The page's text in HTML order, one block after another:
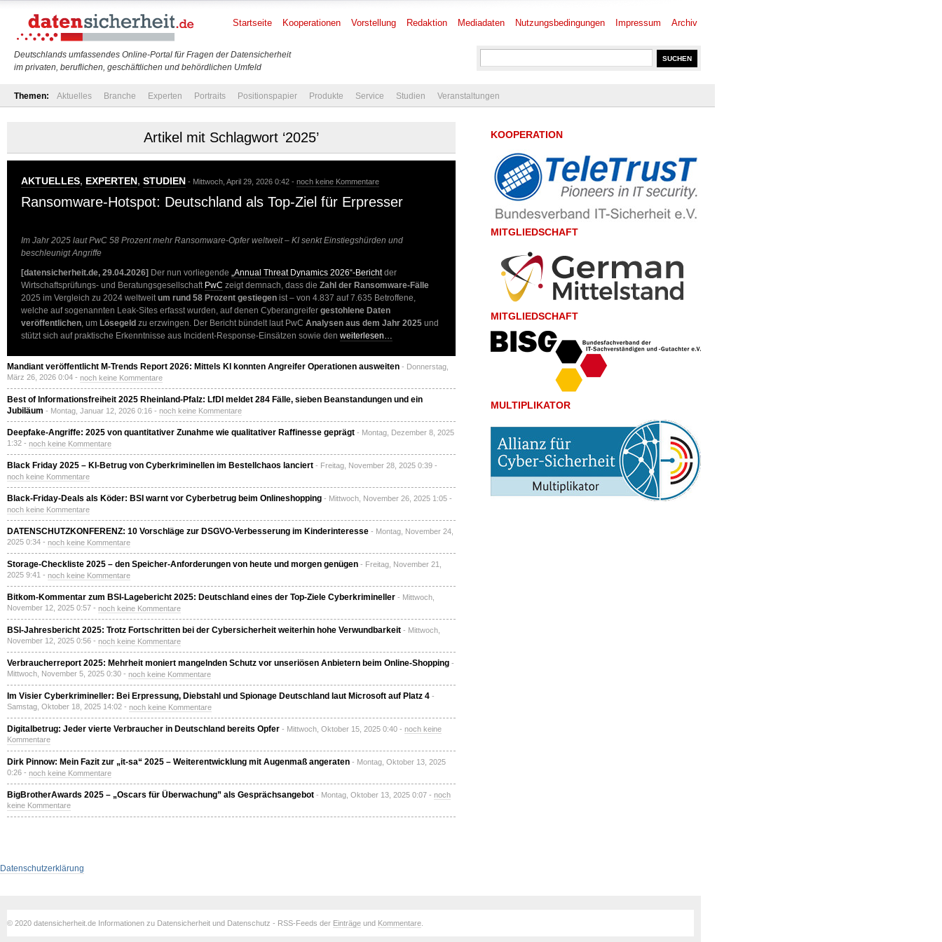
Deutschlands umfassendes Online-Portal für Fragen der Datensicherheit
im privaten, beruflichen, geschäftlichen und behördlichen Umfeld
Startseite Kooperationen Vorstellung Redaktion Mediadaten Nutzungsbedingungen Impressum Archiv
Themen: Aktuelles Branche Experten Portraits Positionspapier Produkte Service Studien Veranstaltungen
Artikel mit Schlagwort ‘2025’
AKTUELLES, EXPERTEN, STUDIEN - Mittwoch, April 29, 2026 0:42 - noch keine Kommentare
Ransomware-Hotspot: Deutschland als Top-Ziel für Erpresser
Im Jahr 2025 laut PwC 58 Prozent mehr Ransomware-Opfer weltweit – KI senkt Einstiegshürden und
beschleunigt Angriffe
[datensicherheit.de, 29.04.2026] Der nun vorliegende „Annual Threat Dynamics 2026“-Berichtder
Wirtschaftsprüfungs- und Beratungsgesellschaft PwC zeigt demnach, dass die Zahl der Ransomware-Fälle
2025 im Vergleich zu 2024 weltweitum rund 58 Prozent gestiegen ist – von 4.837 auf 7.635 Betroffene,
welche auf sogenannten Leak-Sites erfasst wurden, auf denen Cyberangreifer gestohlene Daten
veröffentlichen, um Lösegeld zu erzwingen. Der Bericht bündelt laut PwC Analysen aus dem Jahr 2025 und
stützt sich auf praktische Erkenntnisse aus Incident-Response-Einsätzen sowie den weiterlesen…
Mandiant veröffentlicht M-Trends Report 2026: Mittels KI konnten Angreifer Operationen ausweiten - Donnerstag,
März 26, 2026 0:04 - noch keine Kommentare
Best of Informationsfreiheit 2025 Rheinland-Pfalz: LfDI meldet 284 Fälle, sieben Beanstandungen und ein
Jubiläum - Montag, Januar 12, 2026 0:16 - noch keine Kommentare
Deepfake-Angriffe: 2025 von quantitativer Zunahme wie qualitativer Raffinesse geprägt - Montag, Dezember 8, 2025
1:32 - noch keine Kommentare
Black Friday 2025 – KI-Betrug von Cyberkriminellen im Bestellchaos lanciert - Freitag, November 28, 2025 0:39 -
noch keine Kommentare
Black-Friday-Deals als Köder: BSI warnt vor Cyberbetrug beim Onlineshopping - Mittwoch, November 26, 2025 1:05 -
noch keine Kommentare
DATENSCHUTZKONFERENZ: 10 Vorschläge zur DSGVO-Verbesserung im Kinderinteresse - Montag, November 24,
2025 0:34 - noch keine Kommentare
Storage-Checkliste 2025 – den Speicher-Anforderungen von heute und morgen genügen - Freitag, November 21,
2025 9:41 - noch keine Kommentare
Bitkom-Kommentar zum BSI-Lagebericht 2025: Deutschland eines der Top-Ziele Cyberkrimineller - Mittwoch,
November 12, 2025 0:57 - noch keine Kommentare
BSI-Jahresbericht 2025: Trotz Fortschritten bei der Cybersicherheit weiterhin hohe Verwundbarkeit - Mittwoch,
November 12, 2025 0:56 - noch keine Kommentare
Verbraucherreport 2025: Mehrheit moniert mangelnden Schutz vor unseriösen Anbietern beim Online-Shopping -
Mittwoch, November 5, 2025 0:30 - noch keine Kommentare
Im Visier Cyberkrimineller: Bei Erpressung, Diebstahl und Spionage Deutschland laut Microsoft auf Platz 4 -
Samstag, Oktober 18, 2025 14:02 - noch keine Kommentare
Digitalbetrug: Jeder vierte Verbraucher in Deutschland bereits Opfer - Mittwoch, Oktober 15, 2025 0:40 - noch keine
Kommentare
Dirk Pinnow: Mein Fazit zur „it-sa“ 2025 – Weiterentwicklung mit Augenmaß angeraten - Montag, Oktober 13, 2025
0:26 - noch keine Kommentare
BigBrotherAwards 2025 – „Oscars für Überwachung” als Gesprächsangebot - Montag, Oktober 13, 2025 0:07 - noch
keine Kommentare
KOOPERATION
MITGLIEDSCHAFT
MITGLIEDSCHAFT
MULTIPLIKATOR
Datenschutzerklärung
© 2020 datensicherheit.de Informationen zu Datensicherheit und Datenschutz - RSS-Feeds der Einträge und Kommentare